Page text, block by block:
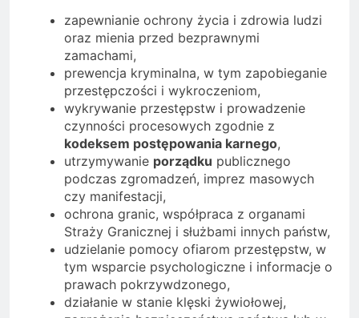
zapewnianie ochrony życia i zdrowia ludzi
oraz mienia przed bezprawnymi
zamachami,
prewencja kryminalna, w tym zapobieganie
przestępczości i wykroczeniom,
wykrywanie przestępstw i prowadzenie
czynności procesowych zgodnie z
kodeksem postępowania karnego,
utrzymywanie porządku publicznego
podczas zgromadzeń, imprez masowych
czy manifestacji,
ochrona granic, współpraca z organami
Straży Granicznej i służbami innych państw,
udzielanie pomocy ofiarom przestępstw, w
tym wsparcie psychologiczne i informacje o
prawach pokrzywdzonego,
działanie w stanie klęski żywiołowej,